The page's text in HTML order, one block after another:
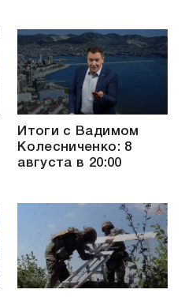
Итоги с Вадимом
Колесниченко: 8
августа в 20:00